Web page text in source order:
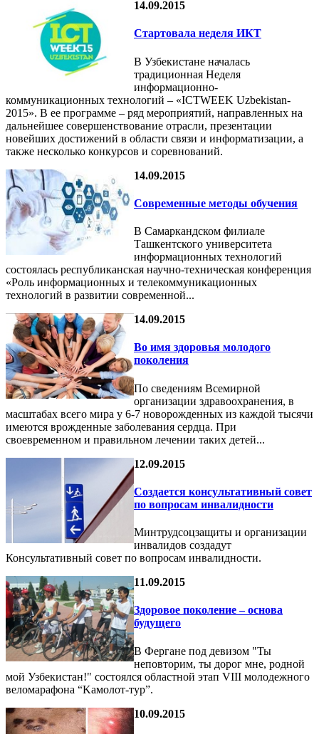
14.09.2015
Стартовала неделя ИКТ
В Узбекистане началась
традиционная Неделя
информационно-
коммуникационных технологий – «ICTWEEK Uzbekistan-
2015». В ее программе – ряд мероприятий, направленных на
дальнейшее совершенствование отрасли, презентации
новейших достижений в области связи и информатизации, а
также несколько конкурсов и соревнований.
14.09.2015
Современные методы обучения
В Самаркандском филиале
Ташкентского университета
информационных технологий
состоялась республиканская научно-техническая конференция
«Роль информационных и телекоммуникационных
технологий в развитии современной...
14.09.2015
Во имя здоровья молодого
поколения
По сведениям Всемирной
организации здравоохранения, в
масштабах всего мира у 6-7 новорожденных из каждой тысячи
имеются врожденные заболевания сердца. При
своевременном и правильном лечении таких детей...
12.09.2015
Создается консультативный совет
по вопросам инвалидности
Минтрудсоцзащиты и организации
инвалидов создадут
Консультативный совет по вопросам инвалидности.
11.09.2015
Здоровое поколение – основа
будущего
В Фергане под девизом "Ты
неповторим, ты дорог мне, родной
мой Узбекистан!" состоялся областной этап VIII молодежного
веломарафона “Kамолот-тур”.
10.09.2015